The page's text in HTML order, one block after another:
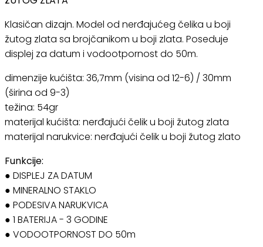
Klasičan dizajn. Model od nerđajućeg čelika u boji
žutog zlata sa brojčanikom u boji zlata. Poseduje
displej za datum i vodootpornost do 50m.
dimenzije kućišta: 36,7mm (visina od 12-6) / 30mm
(širina od 9-3)
težina: 54gr
materijal kućišta: nerđajući čelik u boji žutog zlata
materijal narukvice: nerđajući čelik u boji žutog zlato
Funkcije:
● DISPLEJ ZA DATUM
● MINERALNO STAKLO
● PODESIVA NARUKVICA
● 1 BATERIJA - 3 GODINE
● VODOOTPORNOST DO 50m